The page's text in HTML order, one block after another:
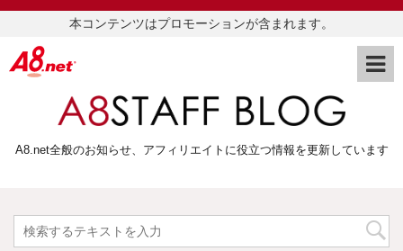
本コンテンツはプロモーションが含まれます。
A8.net全般のお知らせ、アフィリエイトに役立つ情報を更新しています